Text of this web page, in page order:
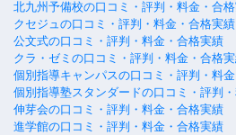
北九州予備校の口コミ・評判・料金・合
クセジュの口コミ・評判・料金・合格実績
公文式の口コミ・評判・料金・合格実績
クラ・ゼミの口コミ・評判・料金・合格
個別指導キャンパスの口コミ・評判・料
個別指導塾スタンダードの口コミ・評判
伸芽会の口コミ・評判・料金・合格実績
進学館の口コミ・評判・料金・合格実績